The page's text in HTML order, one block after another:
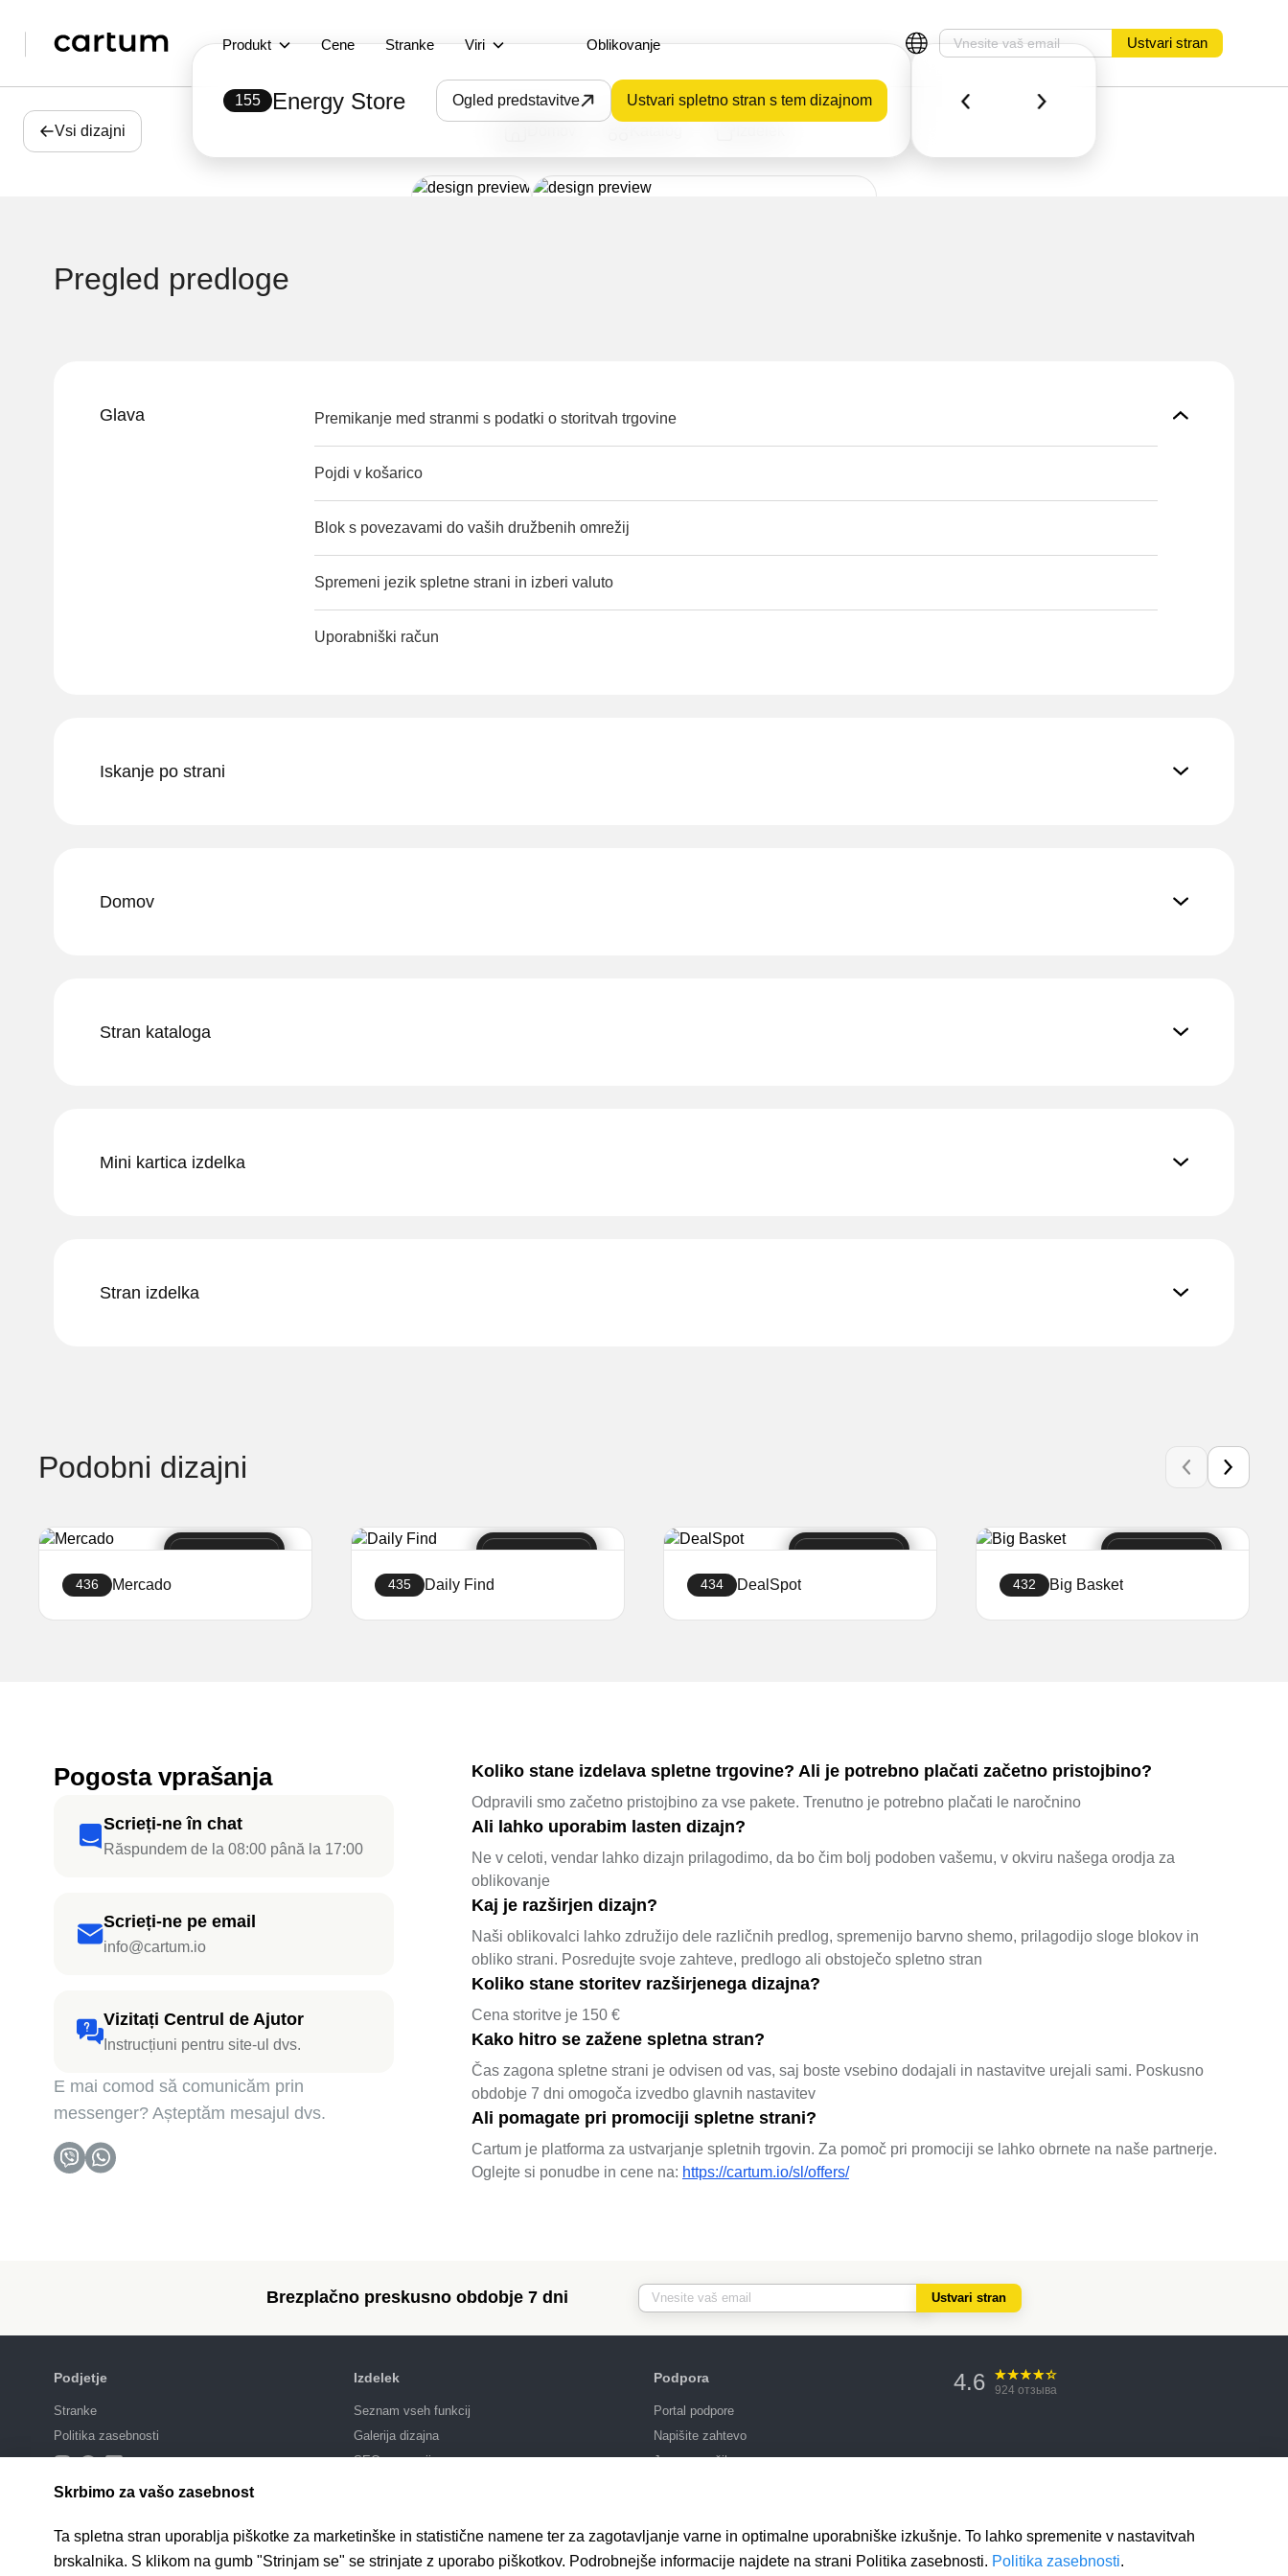
Produkt Cene Stranke Viri Oblikovanje Ustvari stran
Vsi dizajni
155 Energy Store Ogled predstavitve Ustvari spletno stran s tem dizajnom
Pregled predloge
Glava Premikanje med stranmi s podatki o storitvah trgovine
Pojdi v košarico
Blok s povezavami do vaših družbenih omrežij
Spremeni jezik spletne strani in izberi valuto
Uporabniški račun
Iskanje po strani
Domov
Stran kataloga
Mini kartica izdelka
Stran izdelka
Podobni dizajni
436 Mercado 435 Daily Find 434 DealSpot 432 Big Basket
Pogosta vprašanja
Scrieți-ne în chat
Răspundem de la 08:00 până la 17:00
Scrieți-ne pe email
info@cartum.io
Vizitați Centrul de Ajutor
Instrucțiuni pentru site-ul dvs.
E mai comod să comunicăm prin
messenger? Așteptăm mesajul dvs.
Koliko stane izdelava spletne trgovine? Ali je potrebno plačati začetno pristojbino?
Odpravili smo začetno pristojbino za vse pakete. Trenutno je potrebno plačati le naročnino
Ali lahko uporabim lasten dizajn?
Ne v celoti, vendar lahko dizajn prilagodimo, da bo čim bolj podoben vašemu, v okviru našega orodja za
oblikovanje
Kaj je razširjen dizajn?
Naši oblikovalci lahko združijo dele različnih predlog, spremenijo barvno shemo, prilagodijo sloge blokov in
obliko strani. Posredujte svoje zahteve, predlogo ali obstoječo spletno stran
Koliko stane storitev razširjenega dizajna?
Cena storitve je 150 €
Kako hitro se zažene spletna stran?
Čas zagona spletne strani je odvisen od vas, saj boste vsebino dodajali in nastavitve urejali sami. Poskusno
obdobje 7 dni omogoča izvedbo glavnih nastavitev
Ali pomagate pri promociji spletne strani?
Cartum je platforma za ustvarjanje spletnih trgovin. Za pomoč pri promociji se lahko obrnete na naše partnerje.
Oglejte si ponudbe in cene na: https://cartum.io/sl/offers/
Brezplačno preskusno obdobje 7 dni Ustvari stran
Podjetje
Stranke
Politika zasebnosti
Izdelek
Seznam vseh funkcij
Galerija dizajna
SEO promocija
Podpora
Portal podpore
Napišite zahtevo
Javno naročilo
4.6 924 отзыва
Skrbimo za vašo zasebnost
Ta spletna stran uporablja piškotke za marketinške in statistične namene ter za zagotavljanje varne in optimalne uporabniške izkušnje. To lahko spremenite v nastavitvah
brskalnika. S klikom na gumb "Strinjam se" se strinjate z uporabo piškotkov. Podrobnejše informacije najdete na strani Politika zasebnosti. Politika zasebnosti.